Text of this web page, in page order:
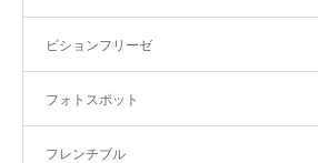
ビションフリーゼ
フォトスポット
フレンチブル